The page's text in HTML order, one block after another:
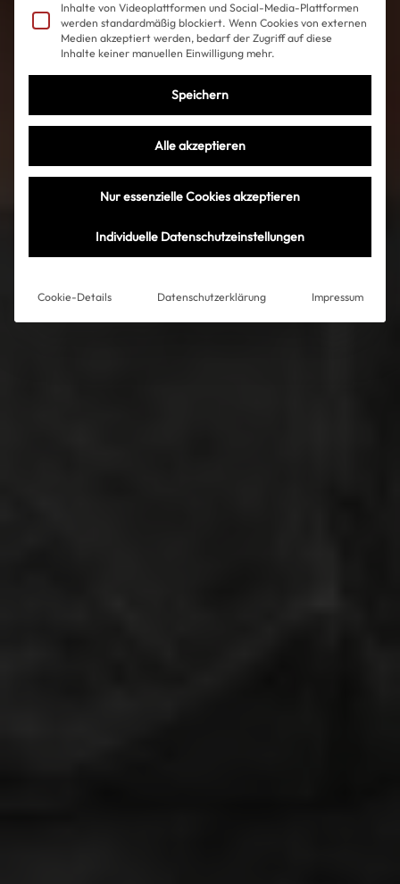
Inhalte von Videoplattformen und Social-Media-Plattformen
werden standardmäßig blockiert. Wenn Cookies von externen
Medien akzeptiert werden, bedarf der Zugriff auf diese
Inhalte keiner manuellen Einwilligung mehr.
Speichern
Alle akzeptieren
Nur essenzielle Cookies akzeptieren
Individuelle Datenschutzeinstellungen
Cookie-Details Datenschutzerklärung Impressum